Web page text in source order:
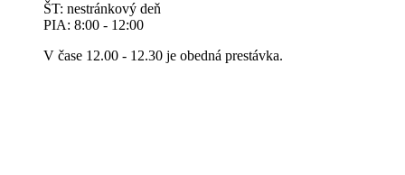
ŠT: nestránkový deň
PIA: 8:00 - 12:00
V čase 12.00 - 12.30 je obedná prestávka.